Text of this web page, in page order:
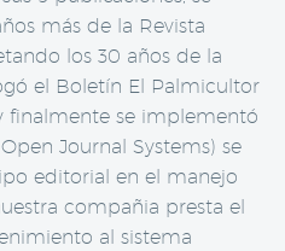
más de la Revista
los 30 años de la
el Boletín El Palmicultor
finalmente se implementó
Journal Systems) se
editorial en el manejo
compañia presta el
al sistema